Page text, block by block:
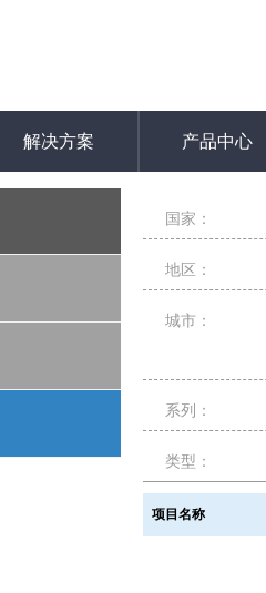
解决方案 产品中心
国家：
地区：
城市：
系列：
类型：
项目名称